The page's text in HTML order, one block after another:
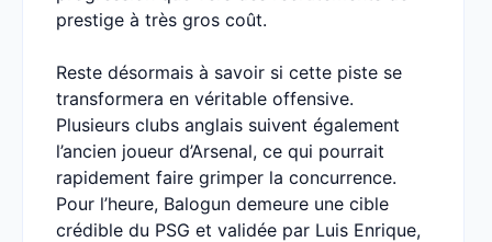
prestige à très gros coût.
Reste désormais à savoir si cette piste se
transformera en véritable offensive.
Plusieurs clubs anglais suivent également
l’ancien joueur d’Arsenal, ce qui pourrait
rapidement faire grimper la concurrence.
Pour l’heure, Balogun demeure une cible
crédible du PSG et validée par Luis Enrique,